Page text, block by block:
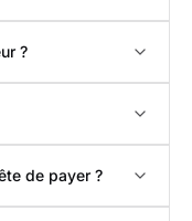
?
de payer ?